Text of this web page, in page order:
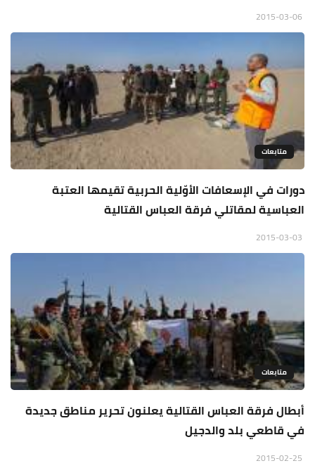
متابعات
دورات في الإسعافات الأوّلية الحربية تقيمها العتبة
العباسية لمقاتلي فرقة العباس القتالية
متابعات
أبطال فرقة العباس القتالية يعلنون تحرير مناطق جديدة
في قاطعي بلد والدجيل